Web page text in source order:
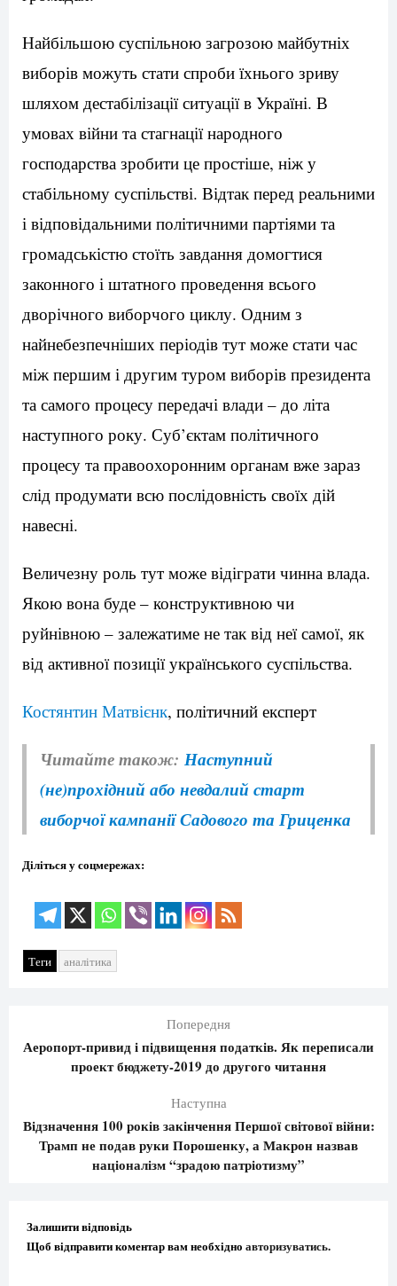
Найбільшою суспільною загрозою майбутніх
виборів можуть стати спроби їхнього зриву
шляхом дестабілізації ситуації в Україні. В
умовах війни та стагнації народного
господарства зробити це простіше, ніж у
стабільному суспільстві. Відтак перед реальними
і відповідальними політичними партіями та
громадськістю стоїть завдання домогтися
законного і штатного проведення всього
дворічного виборчого циклу. Одним з
найнебезпечніших періодів тут може стати час
між першим і другим туром виборів президента
та самого процесу передачі влади – до літа
наступного року. Суб’єктам політичного
процесу та правоохоронним органам вже зараз
слід продумати всю послідовність своїх дій
навесні.
Величезну роль тут може відіграти чинна влада.
Якою вона буде – конструктивною чи
руйнівною – залежатиме не так від неї самої, як
від активної позиції українського суспільства.
Костянтин Матвієнк, політичний експерт
Читайте також: Наступний
(не)прохідний або невдалий старт
виборчої кампанії Садового та Гриценка
Діліться у соцмережах:
Теги аналітика
Попередня
Аеропорт-привид і підвищення податків. Як переписали
проект бюджету-2019 до другого читання
Наступна
Відзначення 100 років закінчення Першої світової війни:
Трамп не подав руки Порошенку, а Макрон назвав
націоналізм “зрадою патріотизму”
Залишити відповідь
Щоб відправити коментар вам необхідно авторизуватись.